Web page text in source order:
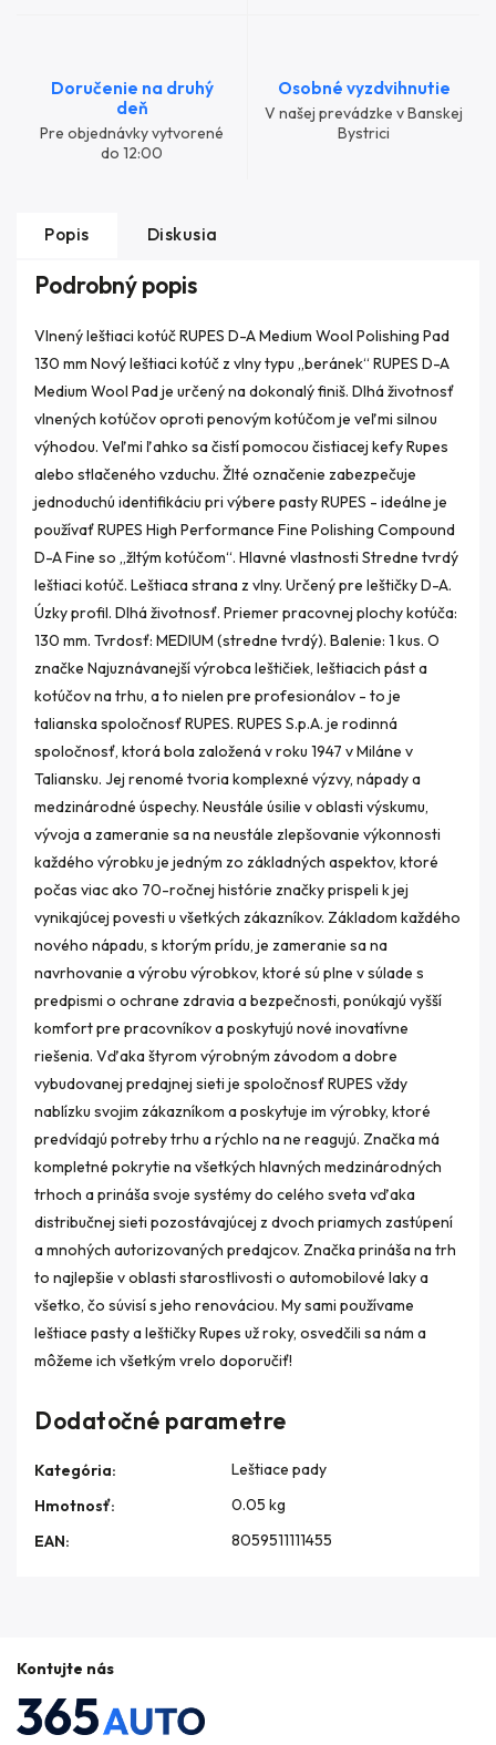
Doručenie na druhý
deň
Pre objednávky vytvorené
do 12:00
Osobné vyzdvihnutie
V našej prevádzke v Banskej
Bystrici
Popis Diskusia
Podrobný popis
Vlnený leštiaci kotúč RUPES D-A Medium Wool Polishing Pad
130 mm Nový leštiaci kotúč z vlny typu „beránek“ RUPES D-A
Medium Wool Pad je určený na dokonalý finiš. Dlhá životnosť
vlnených kotúčov oproti penovým kotúčom je veľmi silnou
výhodou. Veľmi ľahko sa čistí pomocou čistiacej kefy Rupes
alebo stlačeného vzduchu. Žlté označenie zabezpečuje
jednoduchú identifikáciu pri výbere pasty RUPES - ideálne je
používať RUPES High Performance Fine Polishing Compound
D-A Fine so „žltým kotúčom“. Hlavné vlastnosti Stredne tvrdý
leštiaci kotúč. Leštiaca strana z vlny. Určený pre leštičky D-A.
Úzky profil. Dlhá životnosť. Priemer pracovnej plochy kotúča:
130 mm. Tvrdosť: MEDIUM (stredne tvrdý). Balenie: 1 kus. O
značke Najuznávanejší výrobca leštičiek, leštiacich pást a
kotúčov na trhu, a to nielen pre profesionálov - to je
talianska spoločnosť RUPES. RUPES S.p.A. je rodinná
spoločnosť, ktorá bola založená v roku 1947 v Miláne v
Taliansku. Jej renomé tvoria komplexné výzvy, nápady a
medzinárodné úspechy. Neustále úsilie v oblasti výskumu,
vývoja a zameranie sa na neustále zlepšovanie výkonnosti
každého výrobku je jedným zo základných aspektov, ktoré
počas viac ako 70-ročnej histórie značky prispeli k jej
vynikajúcej povesti u všetkých zákazníkov. Základom každého
nového nápadu, s ktorým prídu, je zameranie sa na
navrhovanie a výrobu výrobkov, ktoré sú plne v súlade s
predpismi o ochrane zdravia a bezpečnosti, ponúkajú vyšší
komfort pre pracovníkov a poskytujú nové inovatívne
riešenia. Vďaka štyrom výrobným závodom a dobre
vybudovanej predajnej sieti je spoločnosť RUPES vždy
nablízku svojim zákazníkom a poskytuje im výrobky, ktoré
predvídajú potreby trhu a rýchlo na ne reagujú. Značka má
kompletné pokrytie na všetkých hlavných medzinárodných
trhoch a prináša svoje systémy do celého sveta vďaka
distribučnej sieti pozostávajúcej z dvoch priamych zastúpení
a mnohých autorizovaných predajcov. Značka prináša na trh
to najlepšie v oblasti starostlivosti o automobilové laky a
všetko, čo súvisí s jeho renováciou. My sami používame
leštiace pasty a leštičky Rupes už roky, osvedčili sa nám a
môžeme ich všetkým vrelo doporučiť!
Dodatočné parametre
Kategória:
Leštiace pady
Hmotnosť:
0.05 kg
EAN: 8059511111455
Kontujte nás